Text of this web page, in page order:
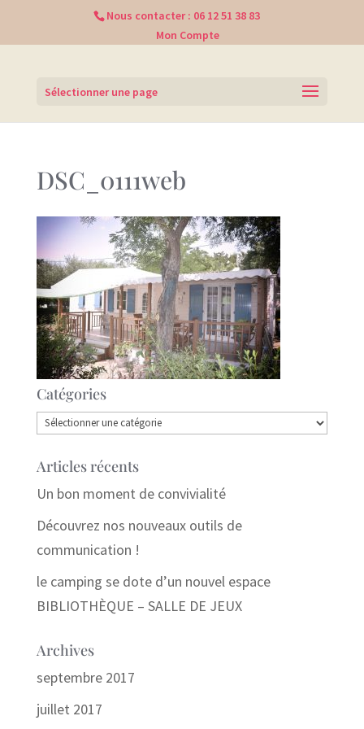
Nous contacter : 06 12 51 38 83
Mon Compte
Sélectionner une page
DSC_0111web
Catégories
Catégories
Articles récents
Un bon moment de convivialité
Découvrez nos nouveaux outils de
communication !
le camping se dote d’un nouvel espace
BIBLIOTHÈQUE – SALLE DE JEUX
Archives
septembre 2017
juillet 2017